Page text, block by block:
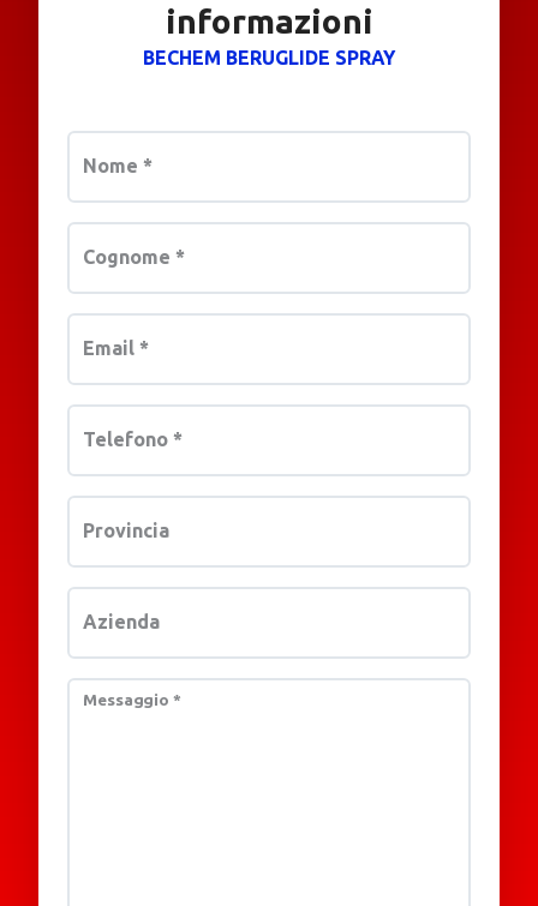
informazioni
BECHEM BERUGLIDE SPRAY
Nome *
Cognome *
Email *
Telefono *
Provincia
Azienda
Messaggio *